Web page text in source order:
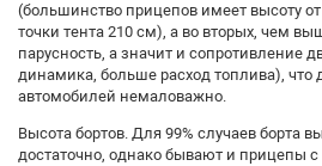
(большинство прицепов имеет высоту
точки тента 210 см), а во вторых, чем
парусность, а значит и сопротивление
динамика, больше расход топлива),
автомобилей немаловажно.
Высота бортов. Для 99% случаев борта
достаточно, однако бывают и прицепы